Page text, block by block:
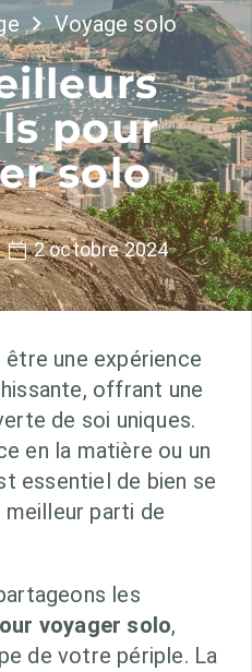
Voyage solo
pour
solo
2 octobre 2024
une expérience
offrant une
de soi uniques.
en la matière ou un
essentiel de bien se
parti de
les
voyager solo,
de votre périple. La